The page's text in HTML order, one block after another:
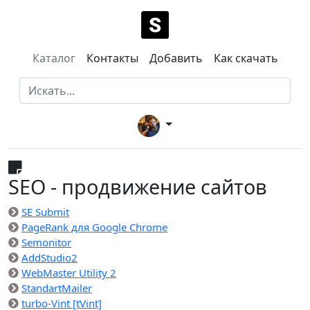
Каталог Контакты Добавить Как скачать
SEO - продвижение сайтов
SE Submit
PageRank для Google Chrome
Semonitor
AddStudio2
WebMaster Utility 2
StandartMailer
turbo-Vint [tVint]